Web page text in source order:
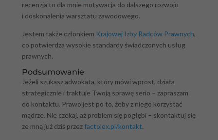
recenzja to dla mnie motywacja do dalszego rozwoju
i doskonalenia warsztatu zawodowego.
Jestem także członkiem Krajowej Izby Radców Prawnych,
co potwierdza wysokie standardy świadczonych usług
prawnych.
Podsumowanie
Jeżeli szukasz adwokata, który mówi wprost, działa
strategicznie i traktuje Twoją sprawę serio – zapraszam
do kontaktu. Prawo jest po to, żeby z niego korzystać
mądrze. Nie czekaj, aż problem się pogłębi – skontaktuj się
ze mną już dziś przez factolex.pl/kontakt.